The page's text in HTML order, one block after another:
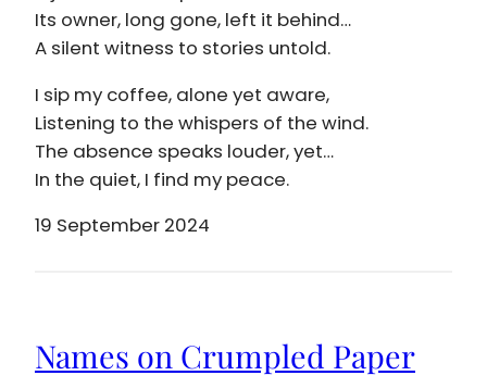
Its owner, long gone, left it behind…
A silent witness to stories untold.
I sip my coffee, alone yet aware,
Listening to the whispers of the wind.
The absence speaks louder, yet…
In the quiet, I find my peace.
19 September 2024
Names on Crumpled Paper